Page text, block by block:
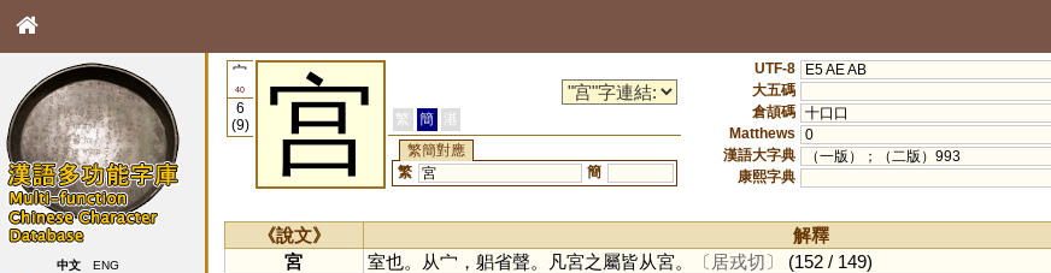
中文 ENG
宀
40
6
(9)
宫 繁 簡
港
繁簡對應
繁 宮 簡
UTF-8
E5 AE AB
大五碼
倉頡碼 十口口
Matthews
0
漢語大字典
（一版）；（二版）993
康熙字典
《說文》 解釋
宮
室也。从宀，躳省聲。凡宮之屬皆从宮。 〔居戎切〕 (152 / 149)